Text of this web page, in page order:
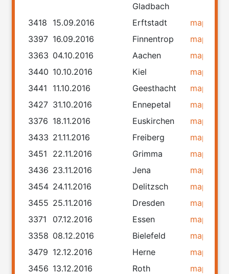
Gladbach
3418 15.09.2016 Erftstadt map
3397 16.09.2016 Finnentrop map
3363 04.10.2016 Aachen map
3440 10.10.2016 Kiel map
3441
11.10.2016 Geesthacht map
3427 31.10.2016 Ennepetal map
3376 18.11.2016 Euskirchen map
3433 21.11.2016 Freiberg map
3451
22.11.2016 Grimma map
3436 23.11.2016 Jena map
3454 24.11.2016 Delitzsch map
3455 25.11.2016 Dresden map
3371
07.12.2016 Essen map
3358 08.12.2016 Bielefeld map
3479 12.12.2016 Herne map
3456 13.12.2016 Roth map